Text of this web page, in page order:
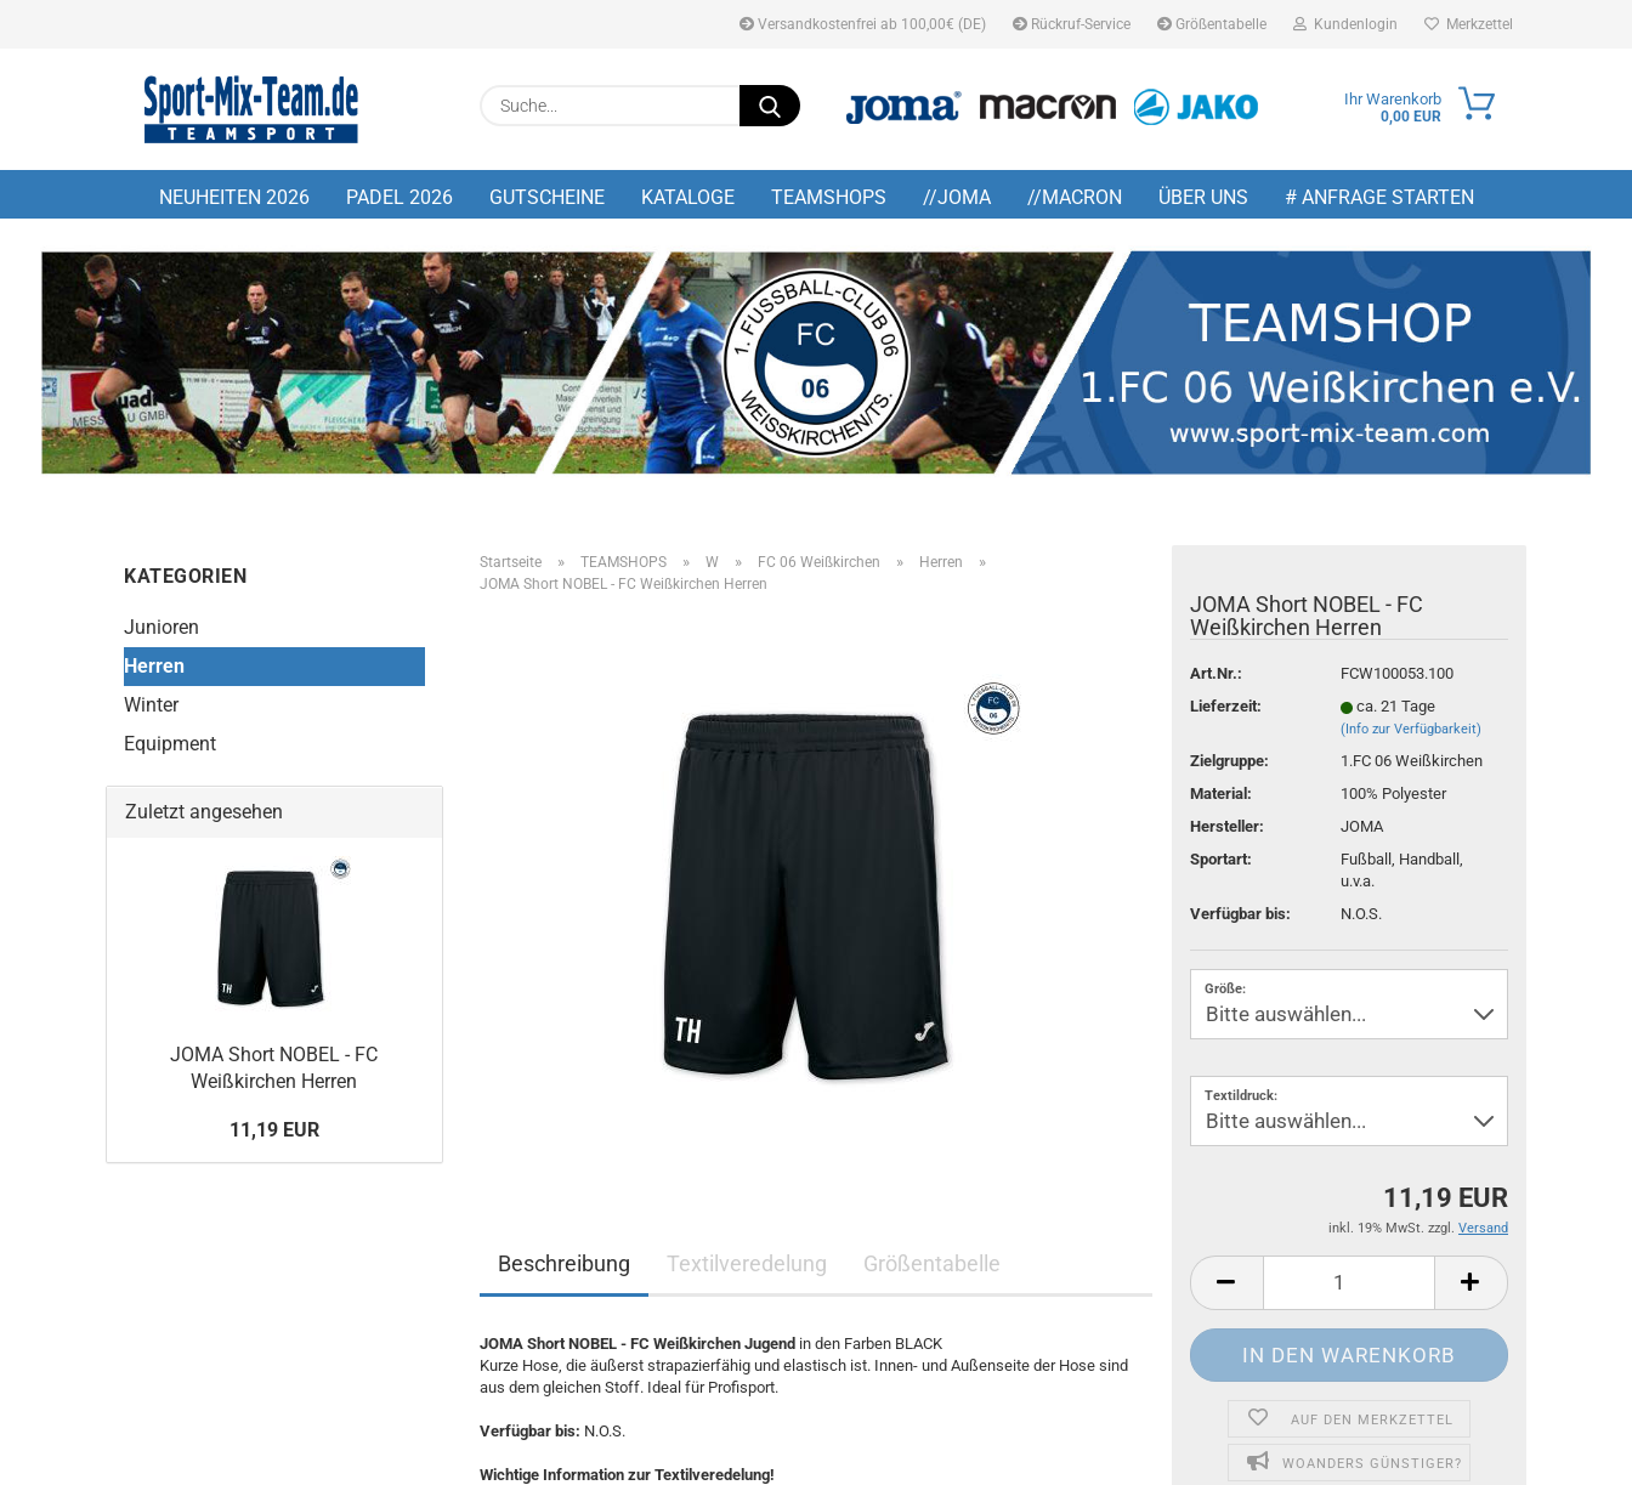
Versandkostenfrei ab 100,00€ (DE) Rückruf-Service Größentabelle Kundenlogin
Passwort
Konto erstellen
Passwort vergessen?
Merkzettel
Suche... Ihr Warenkorb
0,00 EUR
NEUHEITEN 2026 PADEL 2026 GUTSCHEINE KATALOGE TEAMSHOPS //JOMA //MACRON ÜBER UNS # ANFRAGE STARTEN
Startseite » TEAMSHOPS » W » FC 06 Weißkirchen » Herren »
JOMA Short NOBEL - FC Weißkirchen Herren
JOMA Short NOBEL - FC
Weißkirchen Herren
Art.Nr.:
FCW100053.100
Lieferzeit:
ca. 21 Tage
(Info zur Verfügbarkeit)
Zielgruppe:
1.FC 06 Weißkirchen
Material:
100% Polyester
Hersteller:
JOMA
Sportart:
Fußball, Handball,
u.v.a.
Verfügbar bis:
N.O.S.
Größe:
Textildruck:
11,19 EUR
inkl. 19% MwSt. zzgl. Versand
AUF DEN MERKZETTEL
WOANDERS GÜNSTIGER?
Beschreibung Textilveredelung Größentabelle
JOMA Short NOBEL - FC Weißkirchen Jugend in den Farben BLACK
Kurze Hose, die äußerst strapazierfähig und elastisch ist. Innen- und Außenseite der Hose sind
aus dem gleichen Stoff. Ideal für Profisport.
Verfügbar bis: N.O.S.
Wichtige Information zur Textilveredelung!
KATEGORIEN
Junioren
Herren
Winter
Equipment
Zuletzt angesehen
JOMA Short NOBEL - FC
Weißkirchen Herren
11,19 EUR